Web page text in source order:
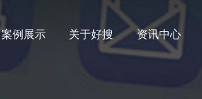
案例展示 关于好搜 资讯中心